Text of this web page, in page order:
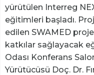
yürütülen Interreg
eğitimleri başladı.
edilen SWAMED
katkılar sağlayacak
Odası Konferans
Yürütücüsü Doç. Dr.